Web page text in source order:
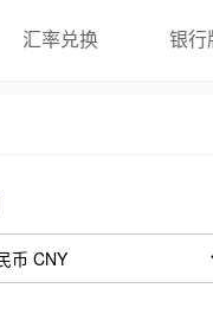
汇率兑换 银行